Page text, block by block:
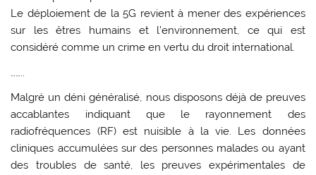
Le déploiement de la 5G revient à mener des expériences
sur les êtres humains et l’environnement, ce qui est
considéré comme un crime en vertu du droit international.
……..
Malgré un déni généralisé, nous disposons déjà de preuves
accablantes indiquant que le rayonnement des
radiofréquences (RF) est nuisible à la vie. Les données
cliniques accumulées sur des personnes malades ou ayant
des troubles de santé, les preuves expérimentales de